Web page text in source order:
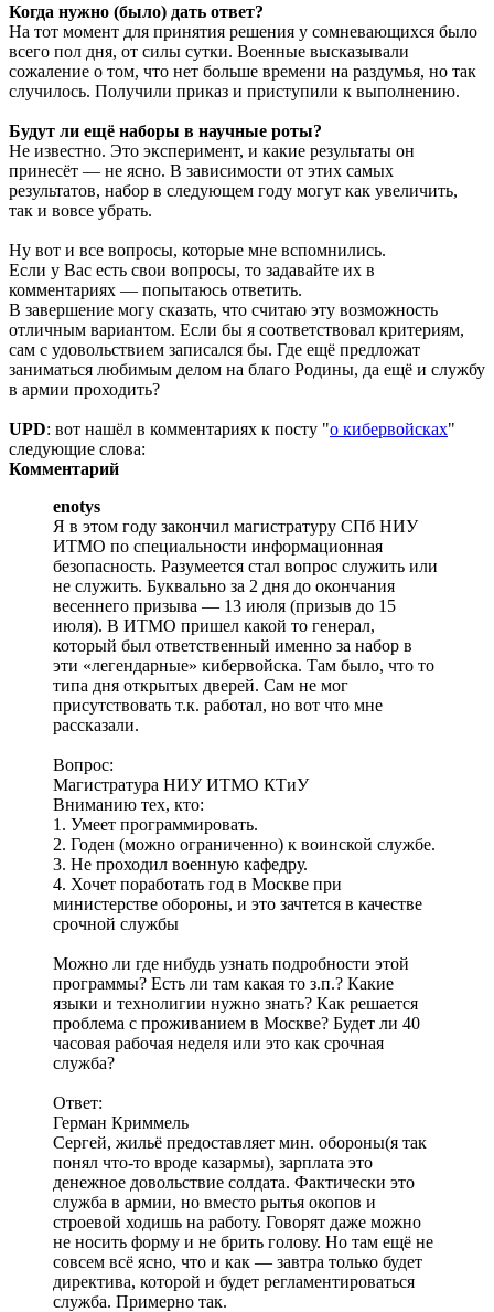
Когда нужно (было) дать ответ?
На тот момент для принятия решения у сомневающихся было
всего пол дня, от силы сутки. Военные высказывали
сожаление о том, что нет больше времени на раздумья, но так
случилось. Получили приказ и приступили к выполнению.
Будут ли ещё наборы в научные роты?
Не известно. Это эксперимент, и какие результаты он
принесёт — не ясно. В зависимости от этих самых
результатов, набор в следующем году могут как увеличить,
так и вовсе убрать.
Ну вот и все вопросы, которые мне вспомнились.
Если у Вас есть свои вопросы, то задавайте их в
комментариях — попытаюсь ответить.
В завершение могу сказать, что считаю эту возможность
отличным вариантом. Если бы я соответствовал критериям,
сам с удовольствием записался бы. Где ещё предложат
заниматься любимым делом на благо Родины, да ещё и службу
в армии проходить?
UPD: вот нашёл в комментариях к посту "о кибервойсках"
следующие слова:
Комментарий
enotys
Я в этом году закончил магистратуру СПб НИУ
ИТМО по специальности информационная
безопасность. Разумеется стал вопрос служить или
не служить. Буквально за 2 дня до окончания
весеннего призыва — 13 июля (призыв до 15
июля). В ИТМО пришел какой то генерал,
который был ответственный именно за набор в
эти «легендарные» кибервойска. Там было, что то
типа дня открытых дверей. Сам не мог
присутствовать т.к. работал, но вот что мне
рассказали.
Вопрос:
Магистратура НИУ ИТМО КТиУ
Вниманию тех, кто:
1. Умеет программировать.
2. Годен (можно ограниченно) к воинской службе.
3. Не проходил военную кафедру.
4. Хочет поработать год в Москве при
министерстве обороны, и это зачтется в качестве
срочной службы
Можно ли где нибудь узнать подробности этой
программы? Есть ли там какая то з.п.? Какие
языки и технолигии нужно знать? Как решается
проблема с проживанием в Москве? Будет ли 40
часовая рабочая неделя или это как срочная
служба?
Ответ:
Герман Криммель
Сергей, жильё предоставляет мин. обороны(я так
понял что-то вроде казармы), зарплата это
денежное довольствие солдата. Фактически это
служба в армии, но вместо рытья окопов и
строевой ходишь на работу. Говорят даже можно
не носить форму и не брить голову. Но там ещё не
совсем всё ясно, что и как — завтра только будет
директива, которой и будет регламентироваться
служба. Примерно так.